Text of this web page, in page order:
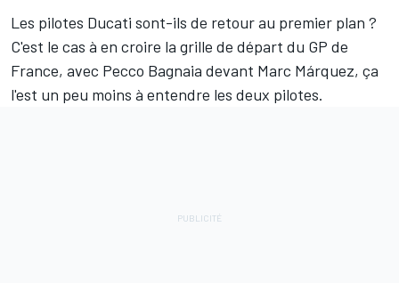
Les pilotes Ducati sont-ils de retour au premier plan ?
C'est le cas à en croire la grille de départ du GP de
France, avec Pecco Bagnaia devant Marc Márquez, ça
l'est un peu moins à entendre les deux pilotes.